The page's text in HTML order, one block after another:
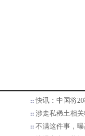
快讯：中国将
涉走私稀土相
不满这件事，